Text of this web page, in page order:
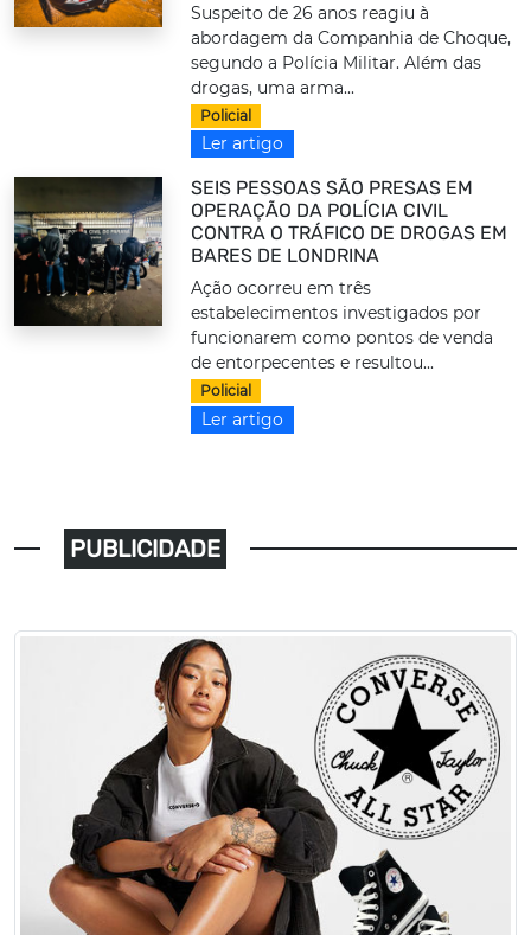
Suspeito de 26 anos reagiu à
abordagem da Companhia de Choque,
segundo a Polícia Militar. Além das
drogas, uma arma...
Policial
Ler artigo
SEIS PESSOAS SÃO PRESAS EM
OPERAÇÃO DA POLÍCIA CIVIL
CONTRA O TRÁFICO DE DROGAS EM
BARES DE LONDRINA
Ação ocorreu em três
estabelecimentos investigados por
funcionarem como pontos de venda
de entorpecentes e resultou...
Policial
Ler artigo
PUBLICIDADE